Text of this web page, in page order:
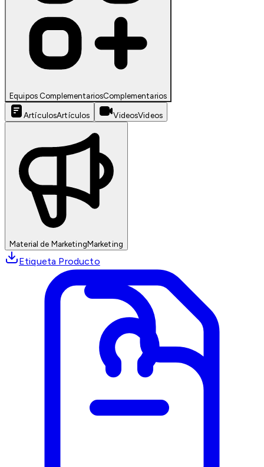
Equipos ComplementariosComplementarios
ArtículosArtículos VideosVideos
Material de MarketingMarketing
Etiqueta Producto